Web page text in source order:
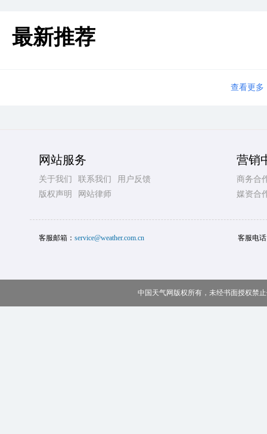
最新推荐
查看更多
网站服务
关于我们 联系我们
用户反馈
版权声明
网站律师
营销
商务合
媒资合
客服邮箱： service@weather.com.cn 客服电
中国天气网版权所有，未经书面授权